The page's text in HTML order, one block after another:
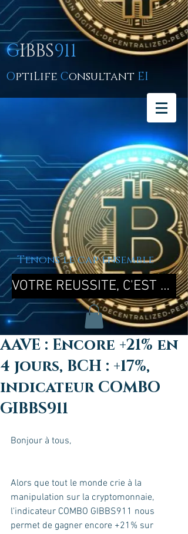
GIBBS911
OptiLife Consultant EI
Tenons le cap ensemble
VOTRE REUSSITE, C'EST MA REUSSITE !
AAVE : Encore +21% en
4 jours, BCH : +17%,
indicateur COMBO
GIBBS911
Bonjour à tous,
Alors que tout le monde crie à la
manipulation sur la cryptomonnaie,
l'indicateur COMBO GIBBS911 nous
permet de gagner encore +21% sur